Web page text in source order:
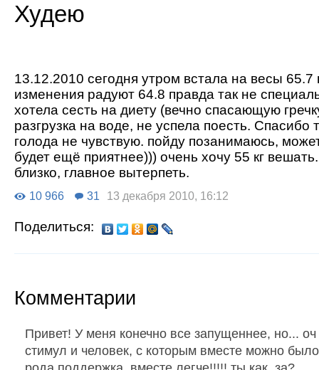
Худею
13.12.2010 сегодня утром встала на весы 65.7
изменения радуют 64.8 правда так не
хотела сесть на диету (вечно спасающую
разгрузка на воде, не успела поесть. Спасибо
голода не чувствую. пойду позанимаюсь,
будет ещё приятнее))) очень хочу 55 кг
близко, главное вытерпеть.
10 966 31 13 декабря 2010, 16:12
Поделиться:
Комментарии
Привет! У меня конечно все запущеннее, но...
стимул и человек, с которым вместе можно было